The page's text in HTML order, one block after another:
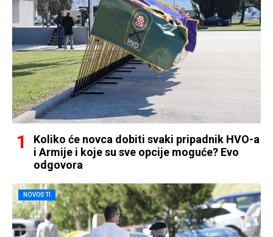
Koliko će novca dobiti svaki pripadnik HVO-a
i Armije i koje su sve opcije moguće? Evo
odgovora
NOVOSTI